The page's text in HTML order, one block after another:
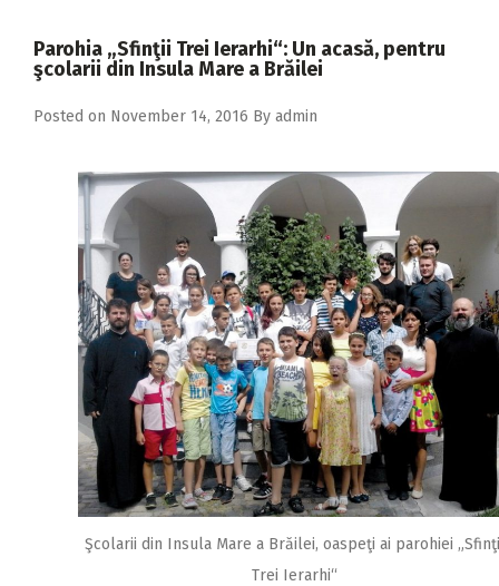
2017
Parohia „Sfinţii Trei Ierarhi“: Un acasă, pentru
şcolarii din Insula Mare a Brăilei
Posted on November 14, 2016 By admin
Şcolarii din Insula Mare a Brăilei, oaspeţi ai parohiei
Trei Ierarhi“